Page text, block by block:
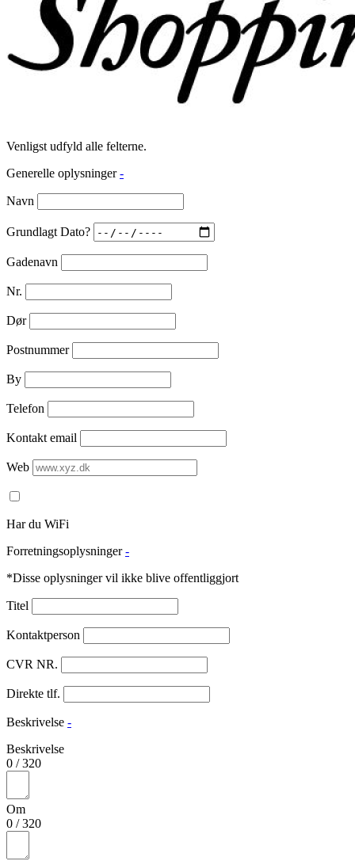
Venligst udfyld alle felterne.
Generelle oplysninger -
Navn
Grundlagt Dato?
Gadenavn
Nr.
Dør
Postnummer
By
Telefon
Kontakt email
Web
Har du WiFi
Forretningsoplysninger -
*Disse oplysninger vil ikke blive offentliggjort
Titel
Kontaktperson
CVR NR.
Direkte tlf.
Beskrivelse -
Beskrivelse
0 /320
Om
0 /320